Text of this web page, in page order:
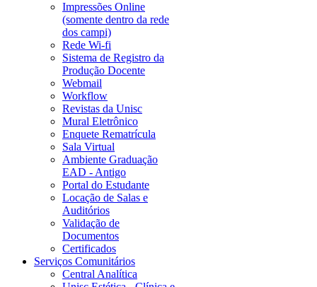
Impressões Online
(somente dentro da rede
dos campi)
Rede Wi-fi
Sistema de Registro da
Produção Docente
Webmail
Workflow
Revistas da Unisc
Mural Eletrônico
Enquete Rematrícula
Sala Virtual
Ambiente Graduação
EAD - Antigo
Portal do Estudante
Locação de Salas e
Auditórios
Validação de
Documentos
Certificados
Serviços Comunitários
Central Analítica